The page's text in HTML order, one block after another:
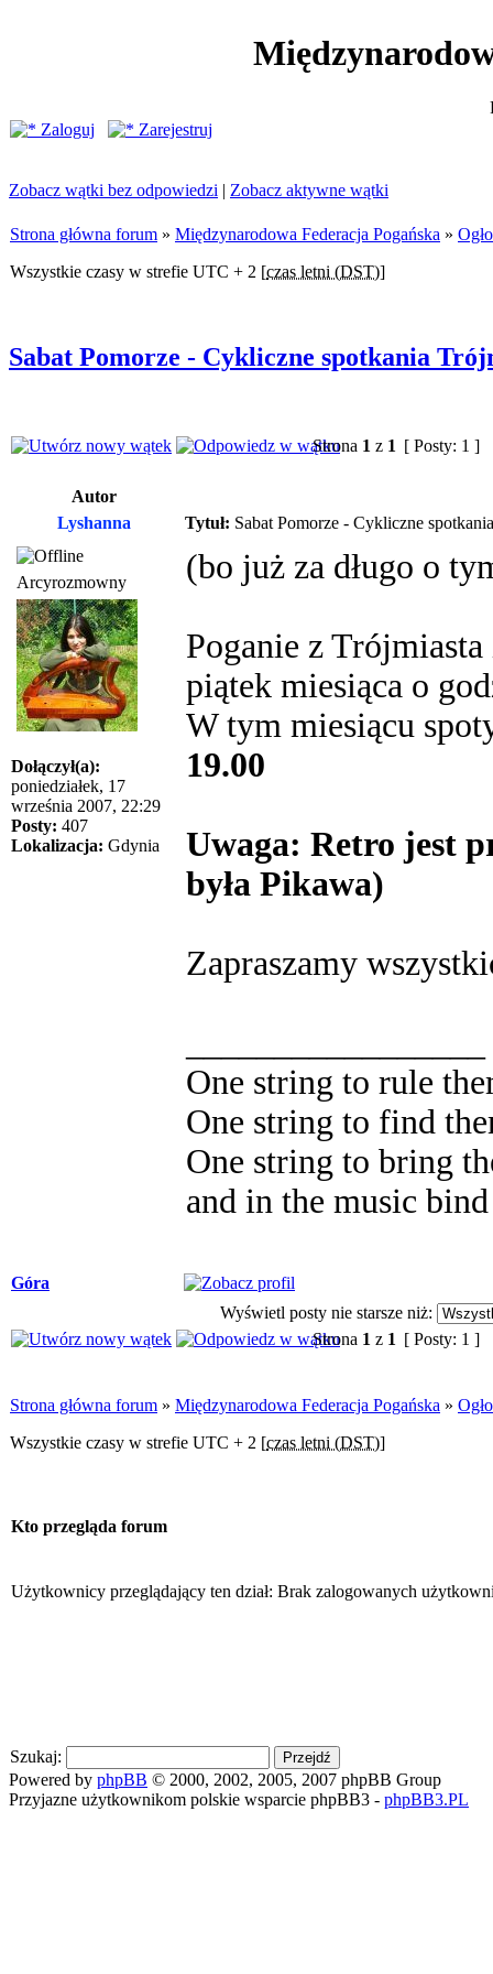
Zaloguj
Zarejestruj
Zobacz wątki bez odpowiedzi | Zobacz aktywne wątki
Strona główna forum » Międzynarodowa Federacja Pogańska »
Wszystkie czasy w strefie UTC + 2 [czas letni (DST)]
Sabat Pomorze - Cykliczne spotkania
Strona 1 z 1 [ Posty: 1 ]
Autor
Lyshanna
Tytuł: Sabat Pomorze - Cykliczne
Arcyrozmowny
Dołączył(a):
poniedziałek, 17
września 2007, 22:29
Posty: 407
Lokalizacja: Gdynia
(bo już za długo o
Poganie z
piątek miesiąca o
W tym miesiącu
19.00
Uwaga: Retro jest
była Pikawa)
Zapraszamy
One string to rule
One string to find
One string to bring
and in the music
Góra
Wyświetl posty nie starsze niż:
Strona 1 z 1 [ Posty: 1 ]
Strona główna forum » Międzynarodowa Federacja Pogańska »
Wszystkie czasy w strefie UTC + 2 [czas letni (DST)]
Kto przegląda forum
Użytkownicy przeglądający ten dział: Brak zalogowanych
Szukaj:
Powered by phpBB © 2000, 2002, 2005, 2007 phpBB Group
Przyjazne użytkownikom polskie wsparcie phpBB3 - phpBB3.PL